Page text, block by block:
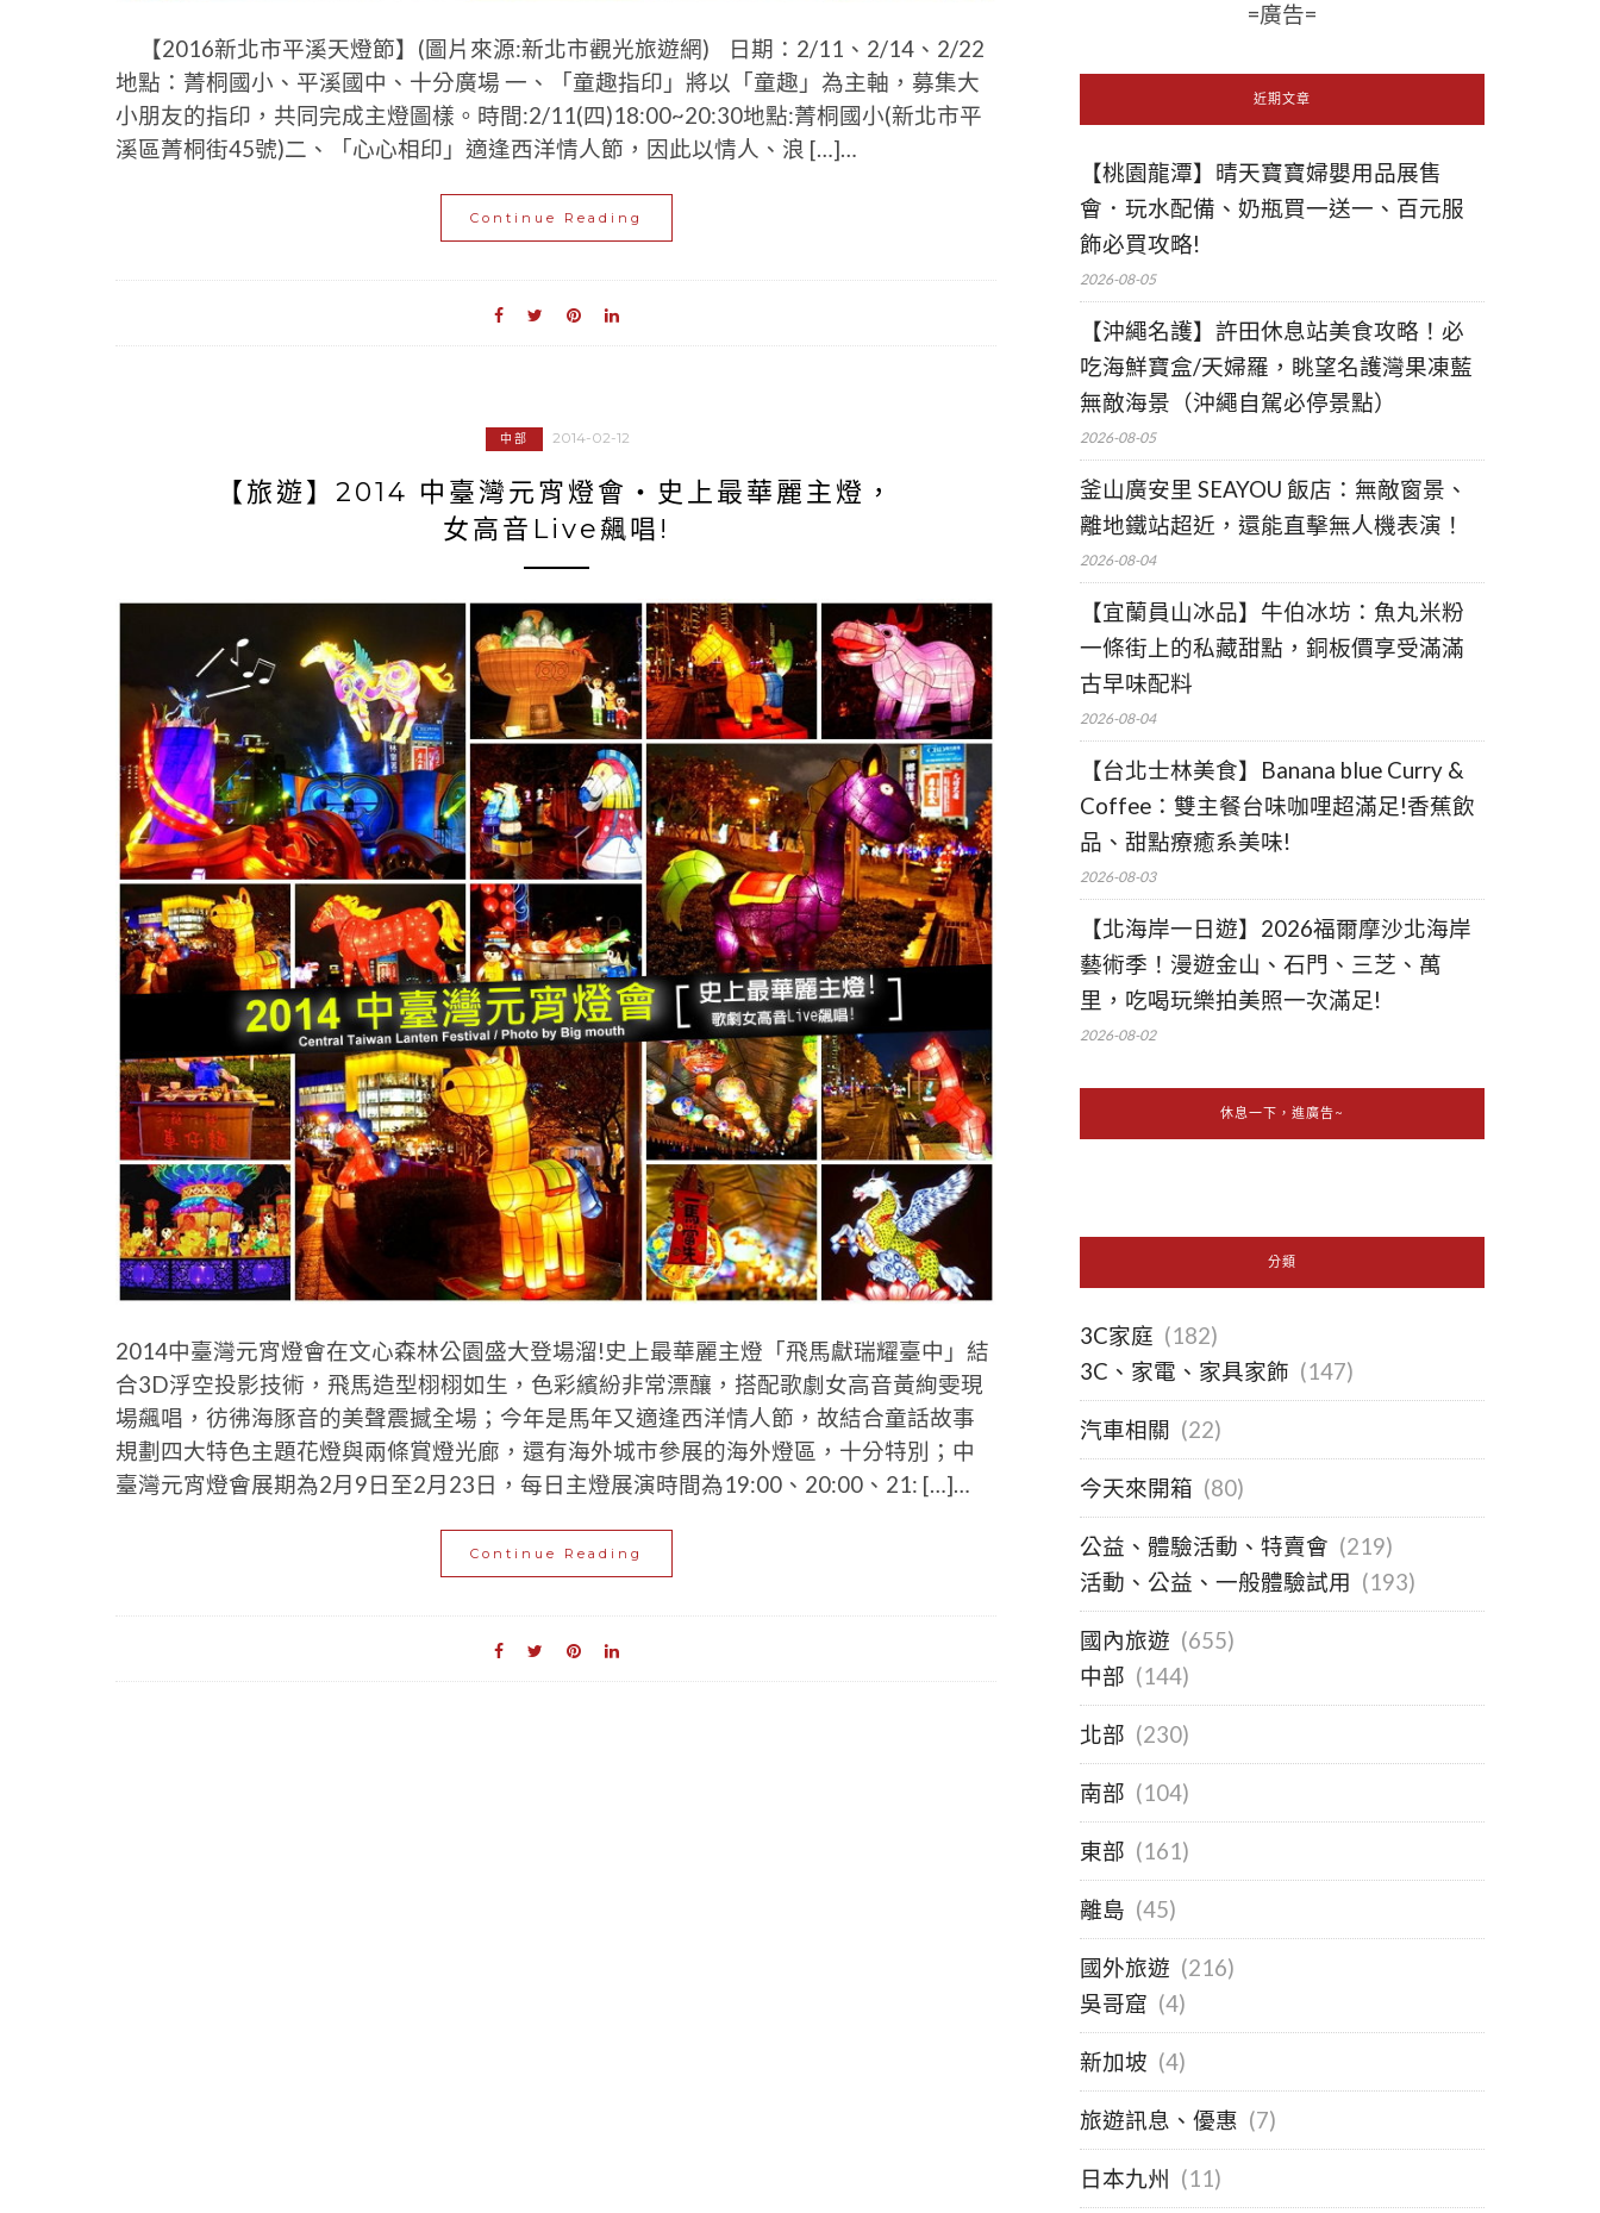
【2016新北市平溪天燈節】(圖片來源:新北市觀光旅遊網) 日期：2/11、2/14、2/22
地點：菁桐國小、平溪國中、十分廣場 一、「童趣指印」將以「童趣」為主軸，募集大
小朋友的指印，共同完成主燈圖樣。時間:2/11(四)18:00~20:30地點:菁桐國小(新北市平
溪區菁桐街45號)二、「心心相印」適逢西洋情人節，因此以情人、浪 […]…
Continue Reading
中部 2014-02-12
【旅遊】2014 中臺灣元宵燈會‧史上最華麗主燈，
女高音Live飆唱!
2014中臺灣元宵燈會在文心森林公園盛大登場溜!史上最華麗主燈「飛馬獻瑞耀臺中」結
合3D浮空投影技術，飛馬造型栩栩如生，色彩繽紛非常漂釀，搭配歌劇女高音黃絢雯現
場飆唱，彷彿海豚音的美聲震撼全場；今年是馬年又適逢西洋情人節，故結合童話故事
規劃四大特色主題花燈與兩條賞燈光廊，還有海外城市參展的海外燈區，十分特別；中
臺灣元宵燈會展期為2月9日至2月23日，每日主燈展演時間為19:00、20:00、21: […]…
Continue Reading
=廣告=
近期文章
【桃園龍潭】晴天寶寶婦嬰用品展售
會．玩水配備、奶瓶買一送一、百元服
飾必買攻略!
2026-08-05
【沖繩名護】許田休息站美食攻略！必
吃海鮮寶盒/天婦羅，眺望名護灣果凍藍
無敵海景（沖繩自駕必停景點）
2026-08-05
釜山廣安里 SEAYOU 飯店：無敵窗景、
離地鐵站超近，還能直擊無人機表演！
2026-08-04
【宜蘭員山冰品】牛伯冰坊：魚丸米粉
一條街上的私藏甜點，銅板價享受滿滿
古早味配料
2026-08-04
【台北士林美食】Banana blue Curry &
Coffee：雙主餐台味咖哩超滿足!香蕉飲
品、甜點療癒系美味!
2026-08-03
【北海岸一日遊】2026福爾摩沙北海岸
藝術季！漫遊金山、石門、三芝、萬
里，吃喝玩樂拍美照一次滿足!
2026-08-02
休息一下，進廣告~
分類
3C家庭 (182)
3C、家電、家具家飾 (147)
汽車相關 (22)
今天來開箱 (80)
公益、體驗活動、特賣會 (219)
活動、公益、一般體驗試用 (193)
國內旅遊 (655)
中部 (144)
北部 (230)
南部 (104)
東部 (161)
離島 (45)
國外旅遊 (216)
吳哥窟 (4)
新加坡 (4)
旅遊訊息、優惠 (7)
日本九州 (11)